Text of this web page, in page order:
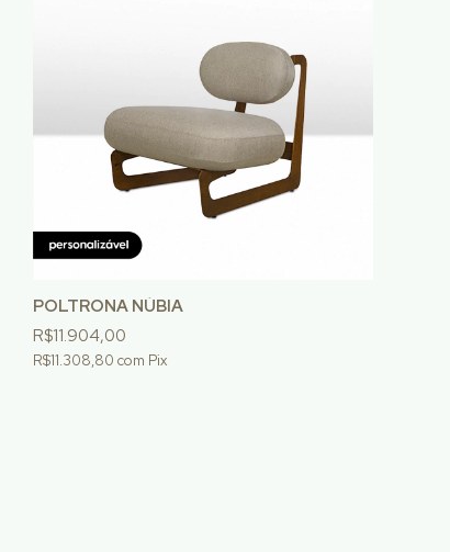
POLTRONA NÚBIA
R$11.904,00
R$11.308,80 com Pix